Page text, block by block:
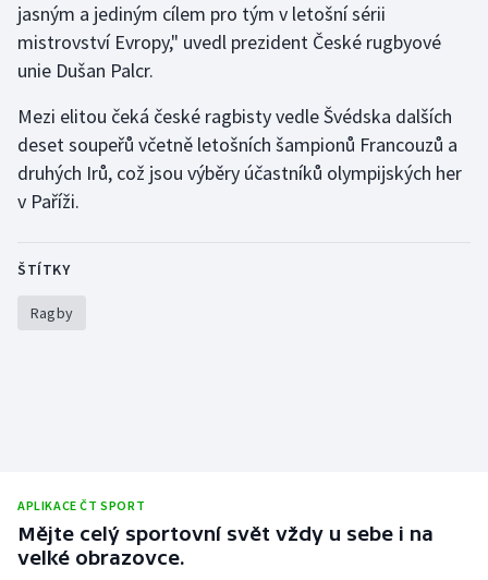
Motorsport
Parasport
Plavání
Sportovní střelba
Stolní tenis
jasným a jediným cílem pro tým v letošní sérii
mistrovství Evropy," uvedl prezident České rugbyové
unie Dušan Palcr.
Mezi elitou čeká české ragbisty vedle Švédska dalších
deset soupeřů včetně letošních šampionů Francouzů a
druhých Irů, což jsou výběry účastníků olympijských her
v Paříži.
ŠTÍTKY
Ragby
APLIKACE ČT SPORT
Mějte celý sportovní svět vždy u sebe i na
velké obrazovce.